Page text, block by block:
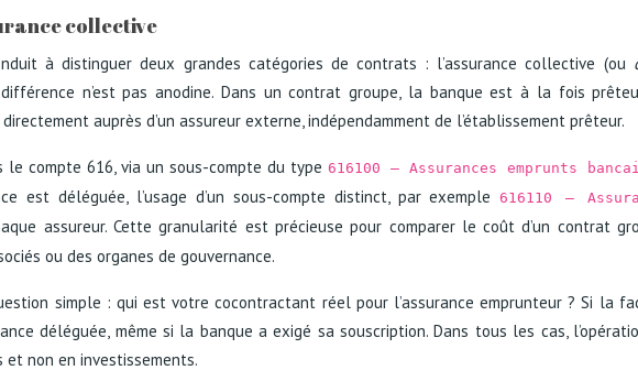
collective
à distinguer deux grandes catégories de contrats : l’assurance collective (ou
n’est pas anodine. Dans un contrat groupe, la banque est à la fois
auprès d’un assureur externe, indépendamment de l’établissement prêteur.
le compte 616, via un sous-compte du type 616100 – Assurances emprunts
est déléguée, l’usage d’un sous-compte distinct, par exemple616110 –
assureur. Cette granularité est précieuse pour comparer le coût d’un contrat
ou des organes de gouvernance.
simple : qui est votre cocontractant réel pour l’assurance emprunteur ? Si la
déléguée, même si la banque a exigé sa souscription. Dans tous les cas,
et non en investissements.